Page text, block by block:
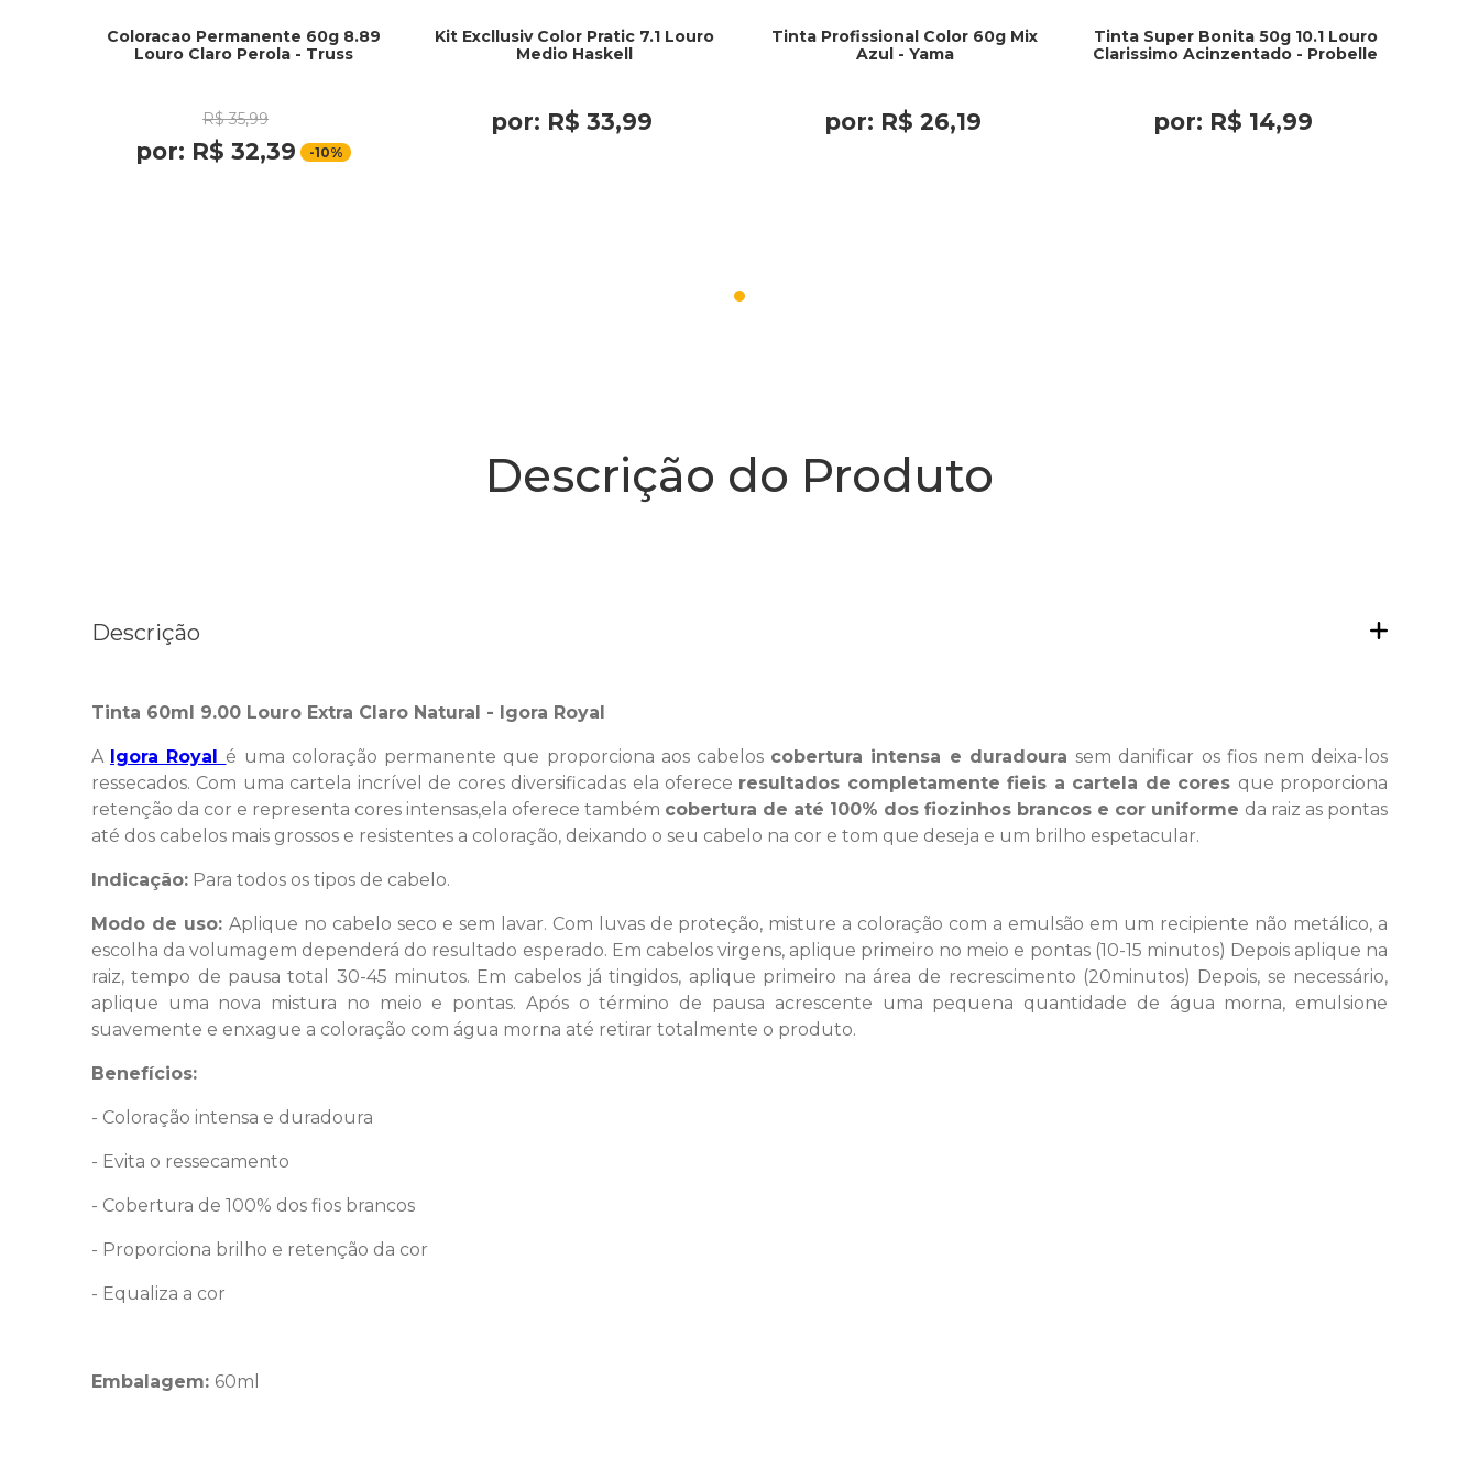
Coloracao Permanente 60g 8.89
Louro Claro Perola - Truss
R$ 35,99
por: R$ 32,39 -10%
Kit Excllusiv Color Pratic 7.1 Louro
Medio Haskell
por: R$ 33,99
Tinta Profissional Color 60g Mix
Azul - Yama
por: R$ 26,19
Tinta Super Bonita 50g 10.1 Louro
Clarissimo Acinzentado - Probelle
por: R$ 14,99
Descrição do Produto
Descrição
Tinta 60ml 9.00 Louro Extra Claro Natural - Igora Royal
A Igora Royal é uma coloração permanente que proporciona aos cabelos cobertura intensa e duradourasem danificar os fios nem deixa-los
ressecados. Com uma cartela incrível de cores diversificadas ela oferece resultados completamente fieis a cartela de cores que proporciona
retenção da cor e representa cores intensas,ela oferece também cobertura de até 100% dos fiozinhos brancos e cor uniforme da raiz as pontas
até dos cabelos mais grossos e resistentes a coloração, deixando o seu cabelo na cor e tom que deseja e um brilho espetacular.
Indicação:Para todos os tipos de cabelo.
Modo de uso: Aplique no cabelo seco e sem lavar. Com luvas de proteção, misture a coloração com a emulsão em um recipiente não metálico, a
escolha da volumagem dependerá do resultado esperado. Em cabelos virgens, aplique primeiro no meio e pontas (10-15 minutos) Depois aplique na
raiz, tempo de pausa total 30-45 minutos. Em cabelos já tingidos, aplique primeiro na área de recrescimento (20minutos) Depois, se necessário,
aplique uma nova mistura no meio e pontas. Após o término de pausa acrescente uma pequena quantidade de água morna, emulsione
suavemente e enxague a coloração com água morna até retirar totalmente o produto.
Benefícios:
- Coloração intensa e duradoura
- Evita o ressecamento
- Cobertura de 100% dos fios brancos
- Proporciona brilho e retenção da cor
- Equaliza a cor
Embalagem: 60ml